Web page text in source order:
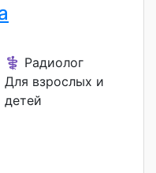
⚕️ Радиолог
Для взрослых и
детей